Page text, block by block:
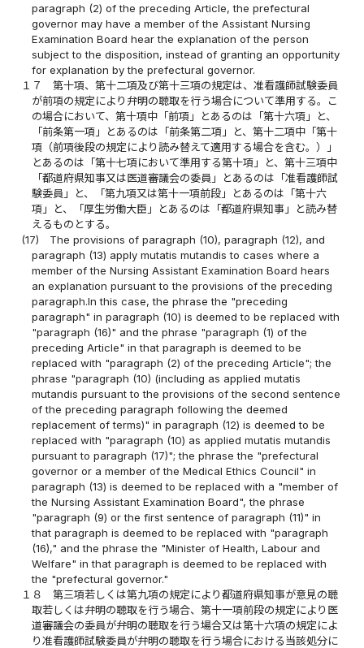
paragraph (2) of the preceding Article, the prefectural
governor may have a member of the Assistant Nursing
Examination Board hear the explanation of the person
subject to the disposition, instead of granting an opportunity
for explanation by the prefectural governor.
１７
第十項、第十二項及び第十三項の規定は、准看護師試験委員
が前項の規定により弁明の聴取を行う場合について準用する。こ
の場合において、第十項中「前項」とあるのは「第十六項」と、
「前条第一項」とあるのは「前条第二項」と、第十二項中「第十
項（前項後段の規定により読み替えて適用する場合を含む。）」
とあるのは「第十七項において準用する第十項」と、第十三項中
「都道府県知事又は医道審議会の委員」とあるのは「准看護師試
験委員」と、「第九項又は第十一項前段」とあるのは「第十六
項」と、「厚生労働大臣」とあるのは「都道府県知事」と読み替
えるものとする。
(17)
The provisions of paragraph (10), paragraph (12), and
paragraph (13) apply mutatis mutandis to cases where a
member of the Nursing Assistant Examination Board hears
an explanation pursuant to the provisions of the preceding
paragraph.In this case, the phrase the "preceding
paragraph" in paragraph (10) is deemed to be replaced with
"paragraph (16)" and the phrase "paragraph (1) of the
preceding Article" in that paragraph is deemed to be
replaced with "paragraph (2) of the preceding Article"; the
phrase "paragraph (10) (including as applied mutatis
mutandis pursuant to the provisions of the second sentence
of the preceding paragraph following the deemed
replacement of terms)" in paragraph (12) is deemed to be
replaced with "paragraph (10) as applied mutatis mutandis
pursuant to paragraph (17)"; the phrase the "prefectural
governor or a member of the Medical Ethics Council" in
paragraph (13) is deemed to be replaced with a "member of
the Nursing Assistant Examination Board", the phrase
"paragraph (9) or the first sentence of paragraph (11)" in
that paragraph is deemed to be replaced with "paragraph
(16)," and the phrase the "Minister of Health, Labour and
Welfare" in that paragraph is deemed to be replaced with
the "prefectural governor."
１８
第三項若しくは第九項の規定により都道府県知事が意見の聴
取若しくは弁明の聴取を行う場合、第十一項前段の規定により医
道審議会の委員が弁明の聴取を行う場合又は第十六項の規定によ
り准看護師試験委員が弁明の聴取を行う場合における当該処分に